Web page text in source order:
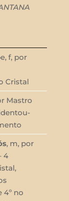
f, por
Cristal
Mastro
, m, por
4
4º no